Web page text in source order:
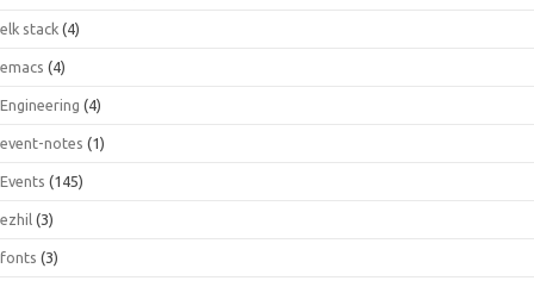
elk stack (4)
emacs (4)
Engineering (4)
event-notes (1)
Events (145)
ezhil (3)
fonts (3)